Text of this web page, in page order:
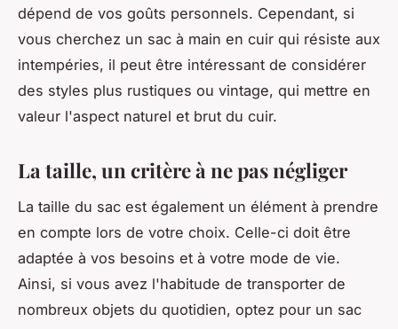
dépend de vos goûts personnels. Cependant, si
vous cherchez un sac à main en cuir qui résiste aux
intempéries, il peut être intéressant de considérer
des styles plus rustiques ou vintage, qui mettre en
valeur l'aspect naturel et brut du cuir.
La taille, un critère à ne pas négliger
La taille du sac est également un élément à prendre
en compte lors de votre choix. Celle-ci doit être
adaptée à vos besoins et à votre mode de vie.
Ainsi, si vous avez l'habitude de transporter de
nombreux objets du quotidien, optez pour un sac